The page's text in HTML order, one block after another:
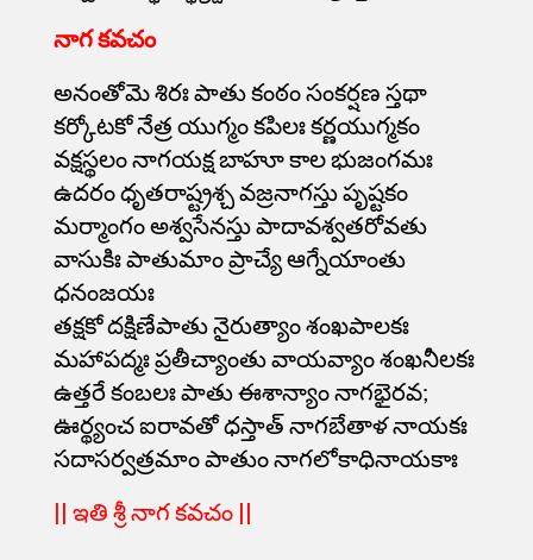
నాగ కవచం
అనంతోమె శిరః పాతు కంఠం సంకర్షణ స్తథా
కర్కోటకో నేత్ర యుగ్మం కపిలః కర్ణయుగ్మకం
వక్షస్థలం నాగయక్ష బాహూ కాల భుజంగమః
ఉదరం ధృతరాష్ట్రశ్చ వజ్రనాగస్తు పృష్టకం
మర్మాంగం అశ్వసేనస్తు పాదావశ్వతరోవతు
వాసుకిః పాతుమాం ప్రాచ్యే ఆగ్నేయాంతు
ధనంజయః
తక్షకో దక్షిణేపాతు నైరుత్యాం శంఖపాలకః
మహాపద్మః ప్రతీచ్యాంతు వాయవ్యాం శంఖనీలకః
ఉత్తరే కంబలః పాతు ఈశాన్యాం నాగభైరవ;
ఊర్థ్యంచ ఐరావతో ధస్తాత్‌ నాగబేతాళ నాయకః
సదాసర్వత్రమాం పాతుం నాగలోకాధినాయకాః
|| ఇతి శ్రీ నాగ కవచం ||